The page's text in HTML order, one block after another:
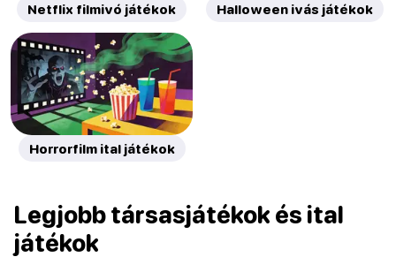
Netflix filmivó játékok Halloween ivás játékok
Horrorfilm ital játékok
Legjobb társasjátékok és ital
játékok